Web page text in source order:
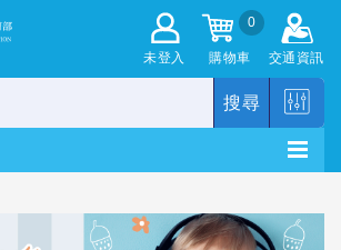
未登入
0
購物車 交通資訊
搜尋